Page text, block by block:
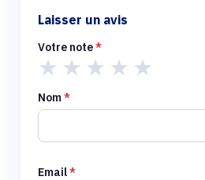
Laisser un avis
Votre note*
★ ★ ★ ★ ★
Nom*
Email*